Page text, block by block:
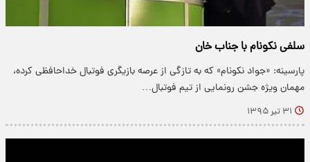
سلفی نکونام با جناب خان
پارسینه: «جواد نکونام» که به تازگی از عرصه بازیگری فوتبال خداحافظی کرده،
مهمان ویژه جشن رونمایی از تیم فوتبال…
۳۱ تیر ۱۳۹۵